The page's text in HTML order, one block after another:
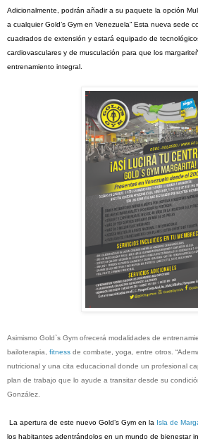
Adicionalmente, podrán añadir a su paquete la opción
a cualquier Gold’s Gym en Venezuela” Esta nueva sede
cuadrados de extensión y estará equipado de
cardiovasculares y de musculación para que los
entrenamiento integral.
Asimismo Gold`s Gym ofrecerá modalidades de
bailoterapia, fitness de combate, yoga, entre otros.
nutricional y una cita educacional donde un profesional
plan de trabajo que lo ayude a transitar desde su
González.
La apertura de este nuevo Gold’s Gym en la Isla de
los habitantes adentrándolos en un mundo de bienestar